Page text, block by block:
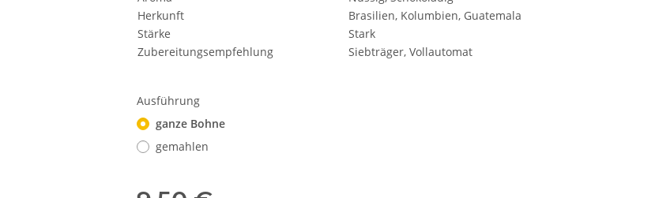
Herkunft
Brasilien, Kolumbien, Guatemala
Stärke
Stark
Zubereitungs­­empfehlung
Siebträger, Vollautomat
Ausführung
ganze Bohne
gemahlen